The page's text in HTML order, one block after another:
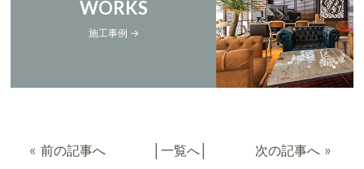
WORKS
施工事例 →
« 前の記事へ 一覧へ│ 次の記事へ»